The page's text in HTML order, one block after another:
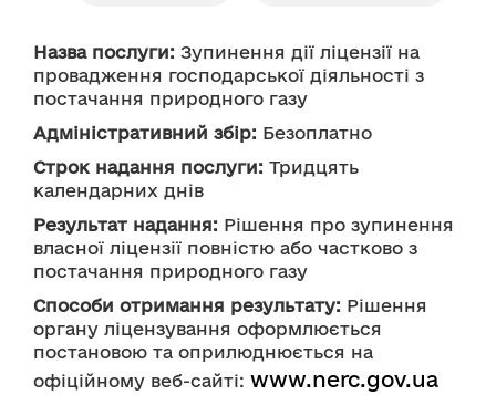
Назва послуги: Зупинення дії ліцензії на
провадження господарської діяльності з
постачання природного газу
Адміністративний збір: Безоплатно
Строк надання послуги: Тридцять
календарних днів
Результат надання: Рішення про зупинення
власної ліцензії повністю або частково з
постачання природного газу
Способи отримання результату: Рішення
органу ліцензування оформлюється
постановою та оприлюднюється на
офіційному веб-сайті: www.nerc.gov.ua